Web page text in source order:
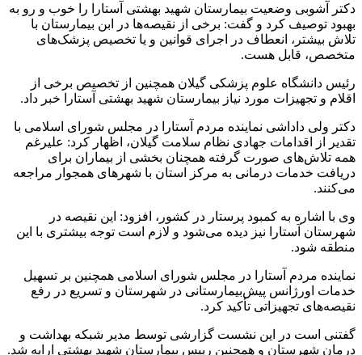
دکتر آشوبی وضعیت بیمارستان شهید بهشتی آستارا را خوب و رو به
بهبود توصیف کرد و گفت: برخی از نقیصه‌ها در ابن بیمارستان با
تلاش بیشتر، انعطاف در اجرای قوانین و یا تخصیص پزشک‌های
متخصص، قابل هست.
رئیس دانشگاه علوم پزشکی گیلان همچنین از تخصیص برخی از
اقلام و تجهیزات مورد نیاز بیمارستان شهید بهشتی آستارا خبر داد.
دکتر ولی داداشی نماینده مردم آستارا در مجلس شورای اسلامی با
تقدیر از اقدامات جهادی نظام سلامت گیلان، اظهار کرد: علیرغم
همه تلاش‌های صورت گرفته همچنان بخشی از بیماران برای
دریافت خدمات درمانی به مرکز استان با شهرهای همجوار مراجعه
می‌کنند.
وی با اشاره به کمبود پرستار در کشور، افزود: این نقیصه در
شهرستان آستارا نیز دیده می‌شود و لازم است توجه بیشتری با این
منطقه شود.
نماینده مردم آستارا در مجلس شورای اسلامی همچنین بر تسهیل
خدمات اورژانس پیش‌بیمارستانی در شهرستان و تسریع در رفع
نقیصه‌های تجهیزاتی تأکید کرد.
گفتنی است در این نشست گزارشی توسط مدیر شبکه بهداشت و
درمان شهرستان و همچنین رییس بیمارستان شهید بهشتی ارایه شد.